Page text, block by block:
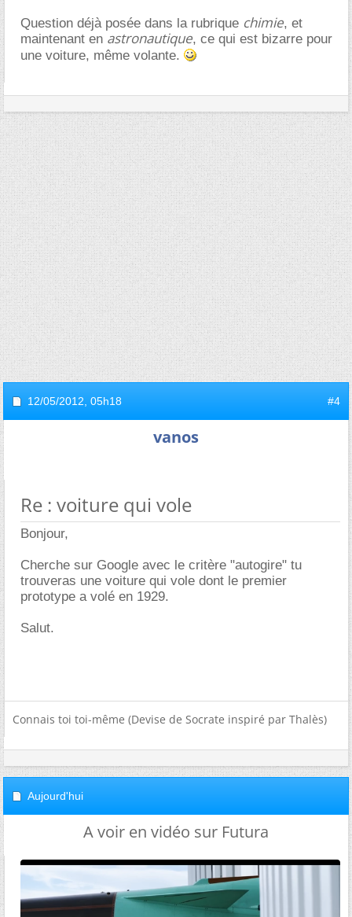
Question déjà posée dans la rubrique chimie, et
maintenant en astronautique, ce qui est bizarre pour
une voiture, même volante.
12/05/2012, 05h18 #4
vanos
Re : voiture qui vole
Bonjour,
Cherche sur Google avec le critère "autogire" tu
trouveras une voiture qui vole dont le premier
prototype a volé en 1929.
Salut.
Connais toi toi-même (Devise de Socrate inspiré par Thalès)
Aujourd'hui
A voir en vidéo sur Futura